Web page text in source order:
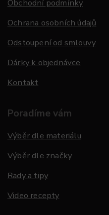
Obchodní podmínky
Ochrana osobních údajů
Odstoupení od smlouvy
Dárky k objednávce
Kontakt
Poradíme vám
Výběr dle materiálu
Výběr dle značky
Rady a tipy
Video recepty